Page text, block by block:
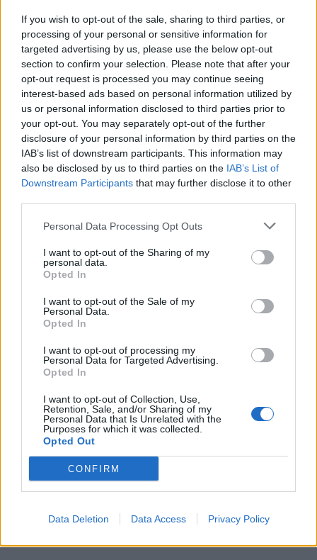
If you wish to opt-out of the sale, sharing to third parties, or
processing of your personal or sensitive information for
targeted advertising by us, please use the below opt-out
section to confirm your selection. Please note that after your
opt-out request is processed you may continue seeing
interest-based ads based on personal information utilized by
us or personal information disclosed to third parties prior to
your opt-out. You may separately opt-out of the further
disclosure of your personal information by third parties on the
IAB’s list of downstream participants. This information may
also be disclosed by us to third parties on the IAB’s List of
Downstream Participants that may further disclose it to other
Personal Data Processing Opt Outs
I want to opt-out of the Sharing of my
personal data.
Opted In
I want to opt-out of the Sale of my
Personal Data.
Opted In
I want to opt-out of processing my
Personal Data for Targeted Advertising.
Opted In
I want to opt-out of Collection, Use,
Retention, Sale, and/or Sharing of my
Personal Data that Is Unrelated with the
Purposes for which it was collected.
Opted Out
CONFIRM
Data Deletion Data Access Privacy Policy
C/o parcheggio stadio comunale
Montevarchi (AR)
Km. 19,4
Area di sosta a Moggiona
Moggiona (AR)
Km. 19,5
Agricampeggio Madonna di Pogi
Pian di Scò (AR)
Km. 20,1
Area di sosta a Montemignaio
Montemignaio (AR)
Camping Camaldoli
Poppi (AR)
Area sosta camper Capodarno
Pratovecchio Stia (AR)
Area camper